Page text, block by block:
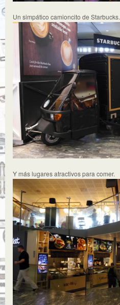
Un simpático camioncito de Starbucks.
Y más lugares atractivos para comer.